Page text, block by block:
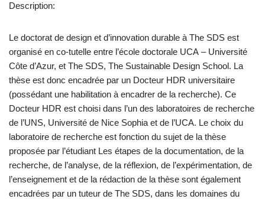
Description:
Le doctorat de design et d’innovation durable à The SDS est
organisé en co-tutelle entre l’école doctorale UCA – Université
Côte d’Azur, et The SDS, The Sustainable Design School. La
thèse est donc encadrée par un Docteur HDR universitaire
(possédant une habilitation à encadrer de la recherche). Ce
Docteur HDR est choisi dans l’un des laboratoires de recherche
de l’UNS, Université de Nice Sophia et de l’UCA. Le choix du
laboratoire de recherche est fonction du sujet de la thèse
proposée par l’étudiant Les étapes de la documentation, de la
recherche, de l’analyse, de la réflexion, de l’expérimentation, de
l’enseignement et de la rédaction de la thèse sont également
encadrées par un tuteur de The SDS, dans les domaines du